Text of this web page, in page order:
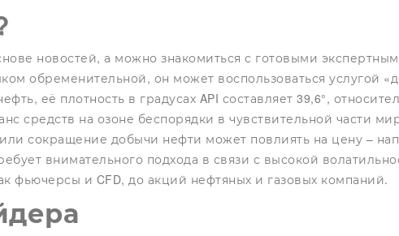
новостей, а можно знакомиться с готовыми
обременительной, он может воспользоваться услугой
её плотность в градусах API составляет 39,6°,
средств на озоне беспорядки в чувствительной части
сокращение добычи нефти может повлиять на цену –
внимательного подхода в связи с высокой
фьючерсы и CFD, до акций нефтяных и газовых компаний.